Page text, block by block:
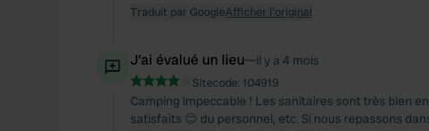
Traduit par GoogleAfficher l'original
J'ai évalué un lieu—il y a 4 mois
Sitecode: 104919
Camping impeccable ! Les sanitaires sont très bien
satisfaits 😊 du personnel, etc. Si nous repassons